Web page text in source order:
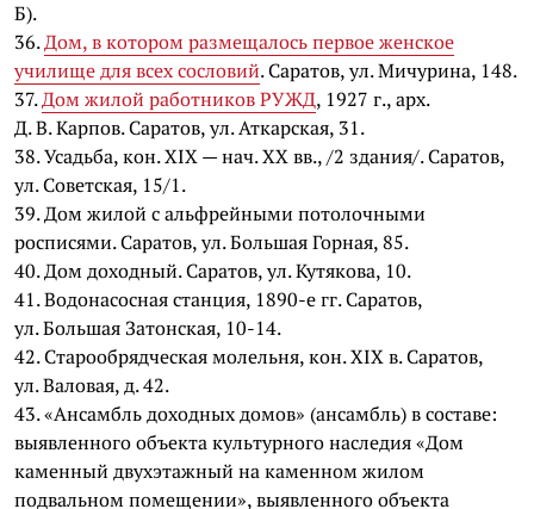
Б).
36.Дом, в котором размещалось первое женское
училище для всех сословий. Саратов, ул. Мичурина, 148.
37.Дом жилой работников РУЖД, 1927 г., арх.
Д. В. Карпов. Саратов, ул. Аткарская, 31.
38. Усадьба, кон. XIX — нач. XX вв., /2 здания/. Саратов,
ул. Советская, 15/1.
39. Дом жилой с альфрейными потолочными
росписями. Саратов, ул. Большая Горная, 85.
40. Дом доходный. Саратов, ул. Кутякова, 10.
41. Водонасосная станция, 1890-е гг. Саратов,
ул. Большая Затонская, 10-14.
42. Старообрядческая молельня, кон. XIX в. Саратов,
ул. Валовая, д. 42.
43. «Ансамбль доходных домов» (ансамбль) в составе:
выявленного объекта культурного наследия «Дом
каменный двухэтажный на каменном жилом
подвальном помещении», выявленного объекта